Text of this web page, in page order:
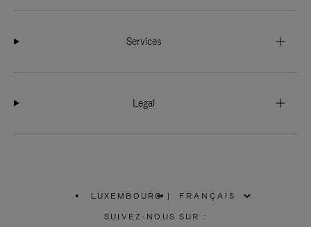
Services
Legal
LUXEMBOURG
SÉLECTIONNEZ
VOTRE
|
SUIVEZ-NOUS SUR :